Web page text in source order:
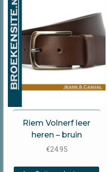
Timbelt
Riem Volnerf leer
heren – bruin
€24.95